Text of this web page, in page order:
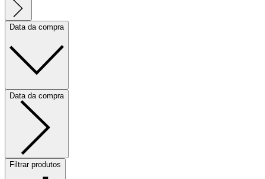
Data da compra
Data da compra
Filtrar produtos